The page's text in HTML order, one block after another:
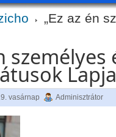
„Ez az én
vasárnap Adminisztrátor